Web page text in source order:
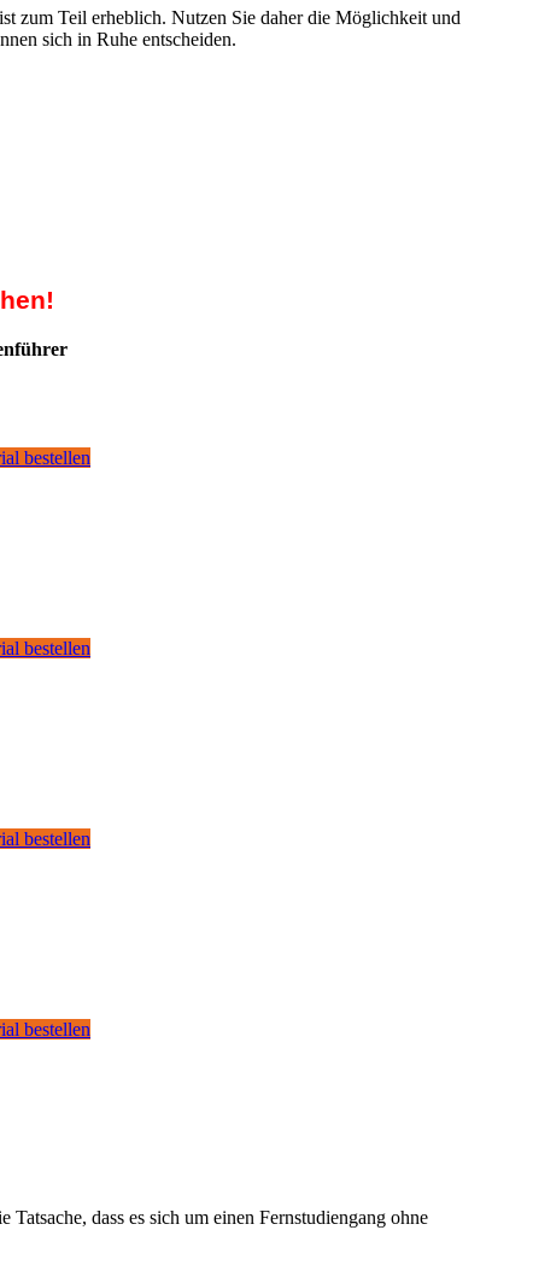
zum Teil erheblich. Nutzen Sie daher die Möglichkeit und
sich in Ruhe entscheiden.
bestellen
bestellen
bestellen
bestellen
dass es sich um einen Fernstudiengang ohne